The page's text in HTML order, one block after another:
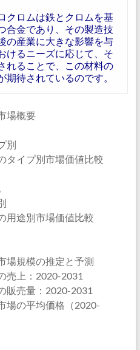
クロムは鉄とクロムを基
合金であり、その製造技
の産業に大きな影響を与
けるニーズに応じて、そ
れることで、この材料の
待されているのです。
場概要
別
タイプ別市場価値比較
用途別市場価値比較
場規模の推定と予測
売上：2020-2031
販売量：2020-2031
場の平均価格（2020-